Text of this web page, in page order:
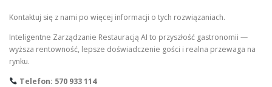
Kontaktuj się z nami po więcej informacji o tych rozwiązaniach.
Inteligentne Zarządzanie Restauracją AI to przyszłość gastronomii —
wyższa rentowność, lepsze doświadczenie gości i realna przewaga na
rynku.
Telefon: 570 933 114